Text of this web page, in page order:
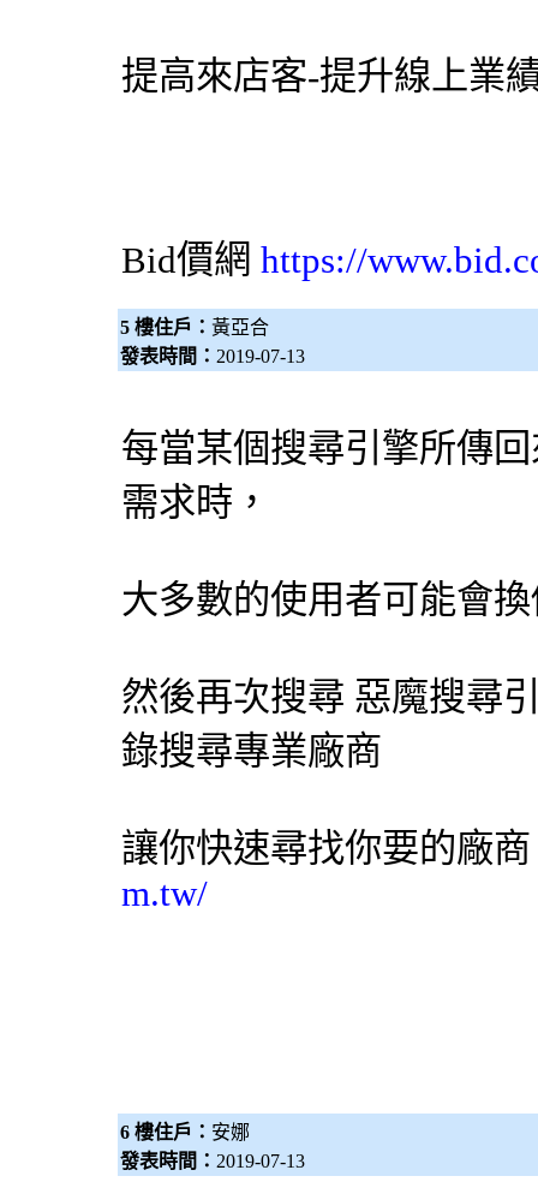
提高來店客-提升線上業
Bid價網 https://
5 樓住戶： 黃亞合
發表時間： 2019-07-13
每當某個搜尋引擎所傳
需求時，
大多數的使用者可能會
然後再次搜尋 惡魔搜尋
錄搜尋專業廠商
讓你快速尋找你要的廠
m.tw/
6 樓住戶： 安娜
發表時間： 2019-07-13